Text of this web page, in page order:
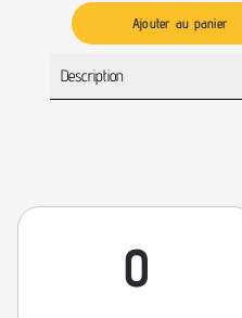
Ajouter au panier
Description
0